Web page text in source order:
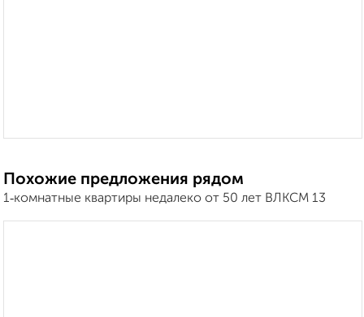
Похожие предложения рядом
1‑комнатные квартиры недалеко от 50 лет ВЛКСМ 13